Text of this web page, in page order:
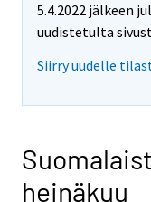
5.4.2022 jälkeen
uudistetulta
Siirry uudelle
heinäkuu